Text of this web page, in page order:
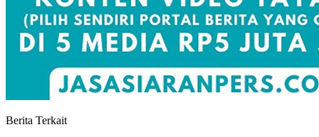
Berita Terkait